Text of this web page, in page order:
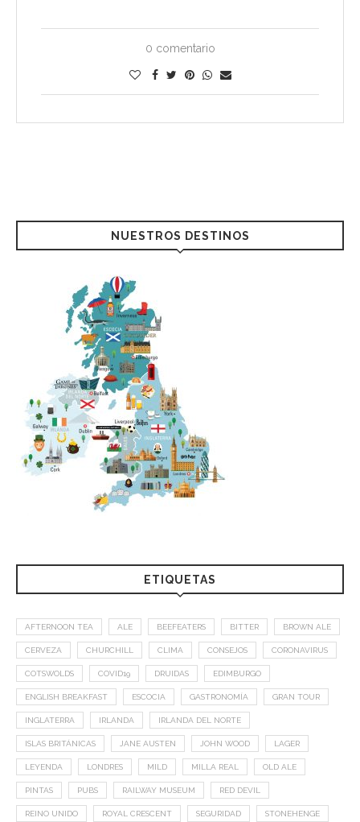
0 comentario
NUESTROS DESTINOS
ETIQUETAS
AFTERNOON TEA ALE BEEFEATERS BITTER BROWN ALE
CERVEZA CHURCHILL CLIMA CONSEJOS CORONAVIRUS
COTSWOLDS COVID19 DRUIDAS EDIMBURGO
ENGLISH BREAKFAST ESCOCIA GASTRONOMÍA GRAN TOUR
INGLATERRA IRLANDA IRLANDA DEL NORTE
ISLAS BRITÁNICAS JANE AUSTEN JOHN WOOD LAGER
LEYENDA LONDRES MILD MILLA REAL OLD ALE
PINTAS PUBS RAILWAY MUSEUM RED DEVIL
REINO UNIDO ROYAL CRESCENT SEGURIDAD STONEHENGE